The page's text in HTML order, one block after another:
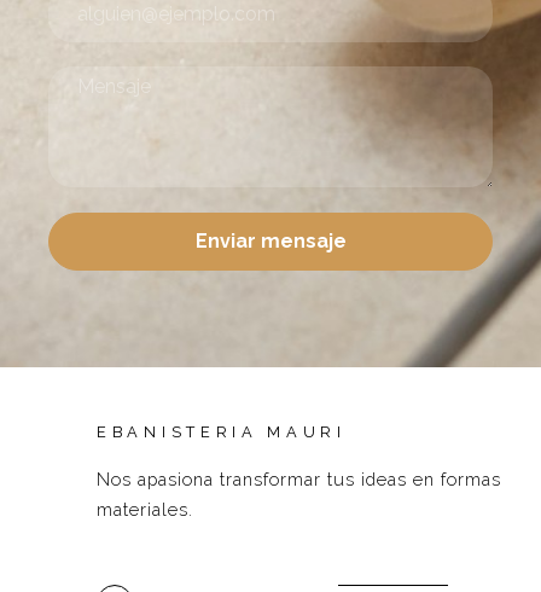
Enviar mensaje
EBANISTERIA MAURI
Nos apasiona transformar tus ideas en formas
materiales.